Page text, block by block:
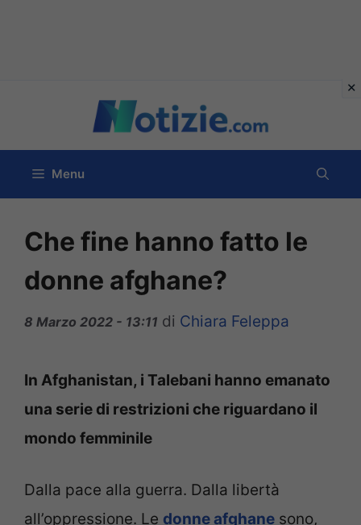
contenuto
Menu
Che fine hanno fatto le
donne afghane?
8 Marzo 2022 - 13:11 di Chiara Feleppa
In Afghanistan, i Talebani hanno emanato
una serie di restrizioni che riguardano il
mondo femminile
Dalla pace alla guerra. Dalla libertà
all’oppressione. Le donne afghane sono,